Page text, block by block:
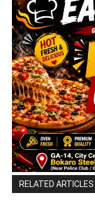
RELATED ARTICLES